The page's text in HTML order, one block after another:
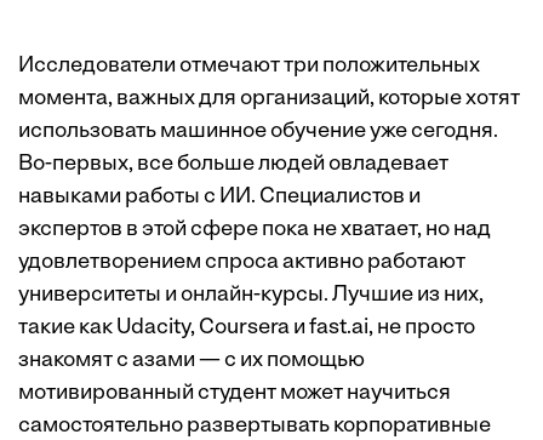
Исследователи отмечают три положительных
момента, важных для организаций, которые хотят
использовать машинное обучение уже сегодня.
Во-первых, все больше людей овладевает
навыками работы с ИИ. Специалистов и
экспертов в этой сфере пока не хватает, но над
удовлетворением спроса активно работают
университеты и онлайн-курсы. Лучшие из них,
такие как Udacity, Coursera и fast.ai, не просто
знакомят с азами — с их помощью
мотивированный студент может научиться
самостоятельно развертывать корпоративные